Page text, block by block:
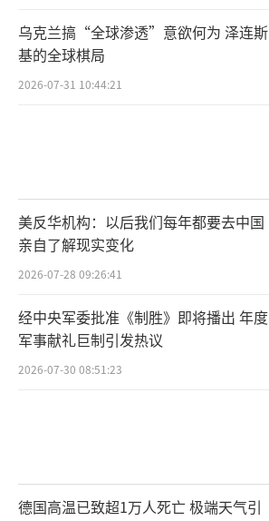
乌克兰搞“全球渗透”意欲何为 泽连斯
基的全球棋局
2026-07-31 10:44:21
美反华机构：以后我们每年都要去中国
亲自了解现实变化
2026-07-28 09:26:41
经中央军委批准《制胜》即将播出 年度
军事献礼巨制引发热议
2026-07-30 08:51:23
德国高温已致超1万人死亡 极端天气引